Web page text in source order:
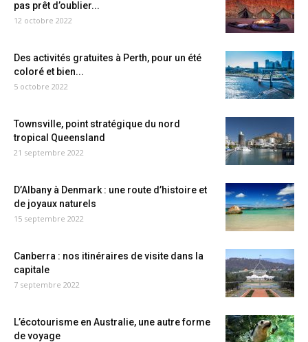
pas prêt d’oublier...
12 octobre 2022
Des activités gratuites à Perth, pour un été
coloré et bien...
5 octobre 2022
Townsville, point stratégique du nord
tropical Queensland
21 septembre 2022
D’Albany à Denmark : une route d’histoire et
de joyaux naturels
15 septembre 2022
Canberra : nos itinéraires de visite dans la
capitale
7 septembre 2022
L’écotourisme en Australie, une autre forme
de voyage